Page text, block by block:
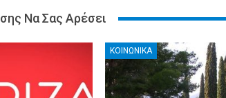
Να Σας Αρέσει
ΚΟΙΝΩΝΙΚΑ